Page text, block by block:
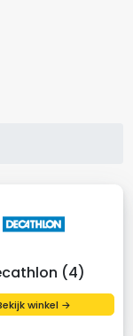
(4)
winkel →